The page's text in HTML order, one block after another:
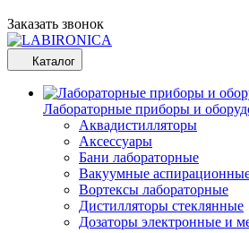
Заказать звонок
Каталог
Лабораторные приборы и
Аквадистилляторы
Аксессуары
Бани лабораторные
Вакуумные
Вортексы лабораторные
Дистилляторы стеклянные
Дозаторы электронные и